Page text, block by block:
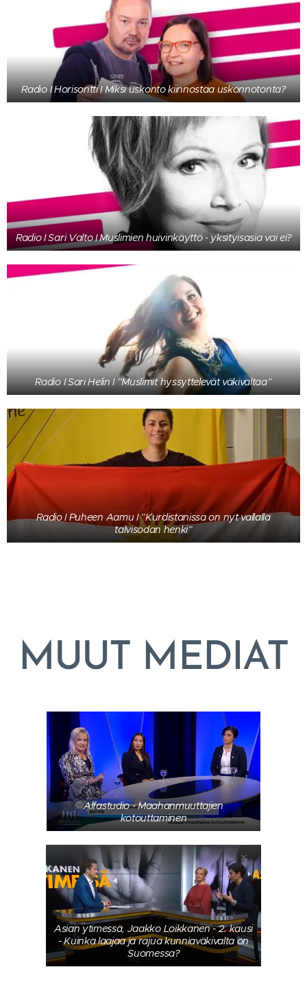
Radio I Horisontti I Miksi uskonto kiinnostaa uskonnotonta?
Radio I Sari Valto I Muslimien huivinkäyttö - yksityisasia vai ei?
Radio I Sari Helin I ”Muslimit hyssyttelevät väkivaltaa”
Radio I Puheen Aamu I ”Kurdistanissa on nyt vallalla
talvisodan henki”
MUUT MEDIAT
Alfastudio - Maahanmuuttajien
kotouttaminen
Asian ytimessä, Jaakko Loikkanen - 2. kausi
- Kuinka laajaa ja rajua kunniaväkivalta on
Suomessa?